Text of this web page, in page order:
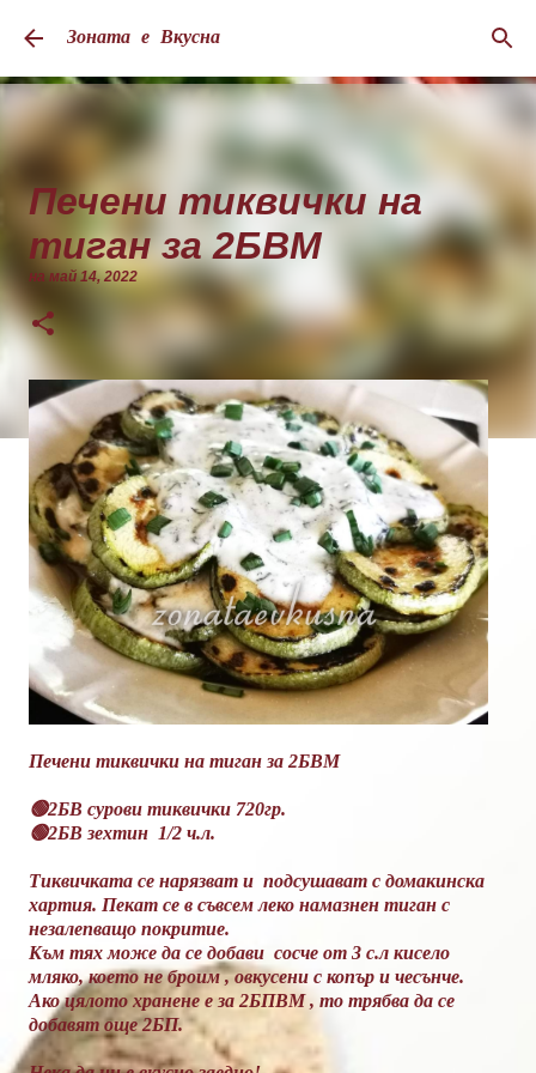
Пропускане към основното съдържание
Зоната е Вкусна
Печени тиквички на
тиган за 2БВМ
на май 14, 2022
Печени тиквички на тиган за 2БВМ
🟢2БВ сурови тиквички 720гр.
🟢2БВ зехтин 1/2 ч.л.
Тиквичката се нарязват и подсушават с домакинска
хартия. Пекат се в съвсем леко намазнен тиган с
незалепващо покритие.
Към тях може да се добави сосче от 3 с.л кисело
мляко, което не броим , овкусени с копър и чесънче.
Ако цялото хранене е за 2БПВМ , то трябва да се
добавят още 2БП.